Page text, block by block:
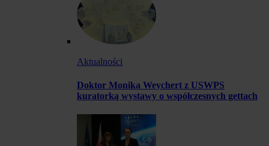
Aktualności
Doktor Monika Weychert z USWPS
kuratorką wystawy o współczesnych gettach